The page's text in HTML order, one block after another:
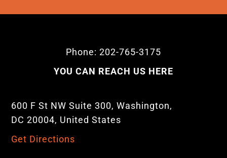
Phone: 202-765-3175
YOU CAN REACH US HERE
600 F St NW Suite 300, Washington,
DC 20004, United States
Get Directions